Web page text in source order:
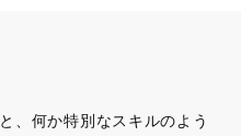
、何か特別なスキルのよう